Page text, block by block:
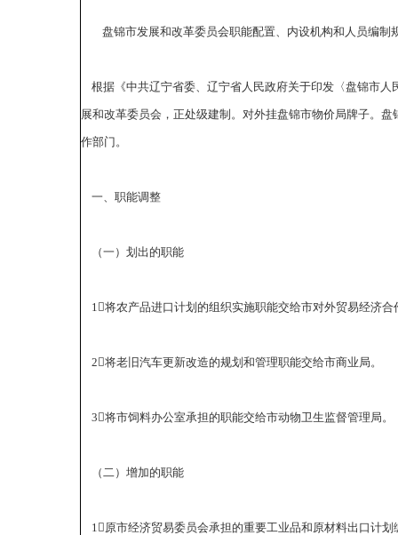
盘锦市发展和改革委员会职能配置、内设机构和人员编制
根据《中共辽宁省委、辽宁省人民政府关于印发〈盘锦市
展和改革委员会，正处级建制。对外挂盘锦市物价局牌子。
作部门。
一、职能调整
（一）划出的职能
1将农产品进口计划的组织实施职能交给市对外贸易经济合
2将老旧汽车更新改造的规划和管理职能交给市商业局。
3将市饲料办公室承担的职能交给市动物卫生监督管理局。
（二）增加的职能
1原市经济贸易委员会承担的重要工业品和原材料出口计划